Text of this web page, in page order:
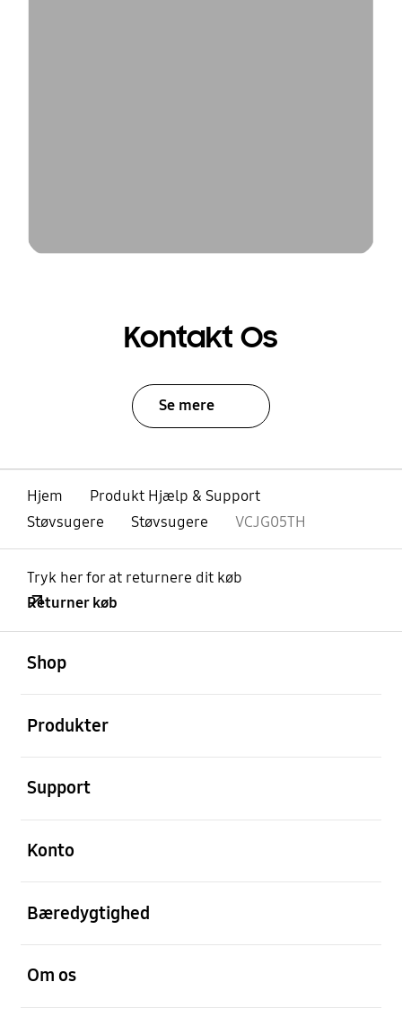
Kontakt Os
Se mere
Hjem
Produkt Hjælp & Support
Støvsugere
Støvsugere VCJG05TH
Tryk her for at returnere dit køb
Returner køb
Shop
Produkter
Support
Konto
Bæredygtighed
Om os